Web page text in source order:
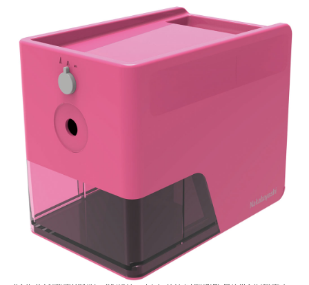
デスクを汚さない 小型軽量電動鉛筆削り
メーカー希望小売価格：
¥5,820 + 税
持ちやすいデザイン。天面と側面に指掛かりがあり、本体を持っ
てゴミ箱の上でくずケースを引き出せば、もうリビングテーブル
や学習デスクを汚す心配はありません。
天面トレー。置き場に困る短くなった鉛筆やクリップ用の小物置
きです。置いた鉛筆は、ハンディー削りや鉛筆ホルダーなどを使
って最後まで大切にお使いください。